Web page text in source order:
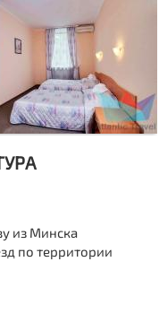
из Минска
по территории